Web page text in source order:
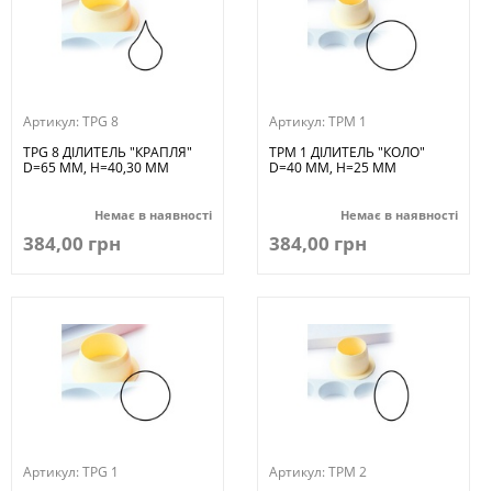
Артикул: TPG 8
TPG 8 ДІЛИТЕЛЬ "КРАПЛЯ"
D=65 MM, H=40,30 MM
Немає в наявності
384,00 грн
Артикул: TPM 1
TPM 1 ДІЛИТЕЛЬ "КОЛО"
D=40 MM, H=25 MM
Немає в наявності
384,00 грн
Артикул: TPG 1
Артикул: TPM 2